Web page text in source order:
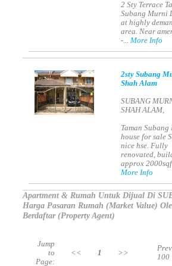
2 Sty Terrace
Subang Murni
at highly
area. Near
-...More Info
2sty Subang
Shah Alam
SUBANG
SHAH ALAM,
Taman
house for sale
nice hse. Fully
renovated,
approx
More Info
Apartment & Rumah Untuk Dijual Di
Harga Pasaran Rumah (Market Value)
Berdaftar (Property Agent)
Jump
to
Page:
<< 1 >>
100